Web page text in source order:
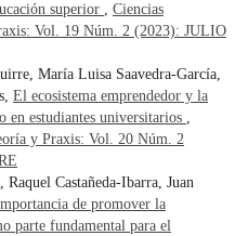
superior
Ciencias
Vol. 19 Núm. 2 (2023): JULIO
María Luisa Saavedra-García,
El ecosistema emprendedor y la
en estudiantes universitarios
y Praxis: Vol. 20 Núm. 2
Castañeda-Ibarra, Juan
de promover la
parte fundamental para el